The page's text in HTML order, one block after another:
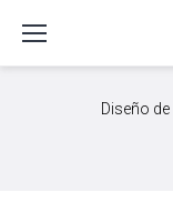
i
Diseño